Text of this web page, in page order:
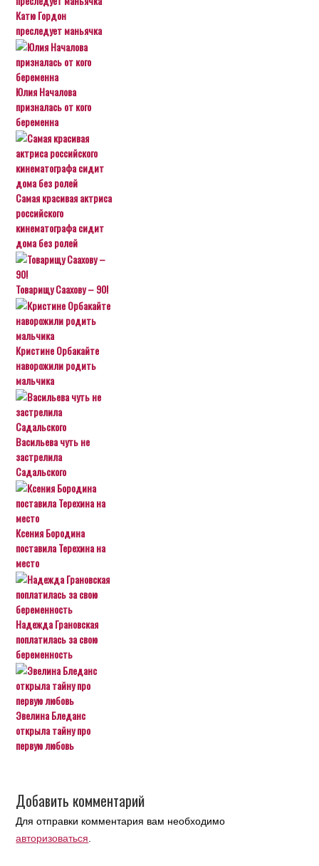
Катю Гордон
преследует маньячка
Юлия Началова
призналась от кого
беременна
Самая красивая актриса
российского
кинематографа сидит
дома без ролей
Товарищу Саахову – 90!
Кристине Орбакайте
наворожили родить
мальчика
Васильева чуть не
застрелила
Садальского
Ксения Бородина
поставила Терехина на
место
Надежда Грановская
поплатилась за свою
беременность
Эвелина Бледанс
открыла тайну про
первую любовь
Добавить комментарий
Для отправки комментария вам необходимо
авторизоваться